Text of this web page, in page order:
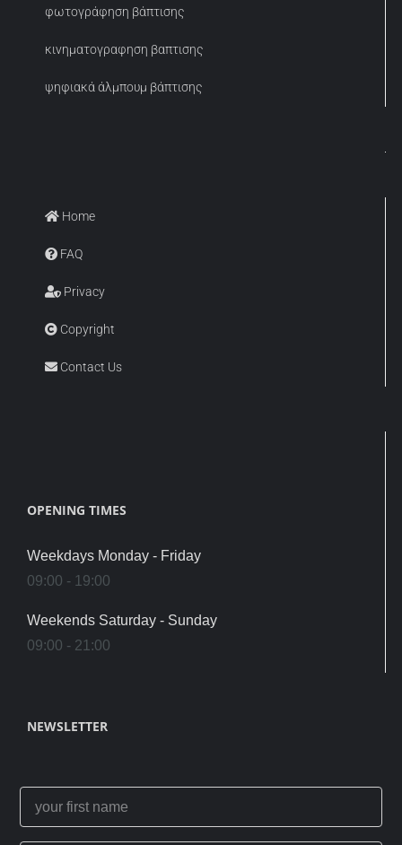
φωτογράφηση βάπτισης
κινηματογραφηση βαπτισης
ψηφιακά άλμπουμ βάπτισης
Home
FAQ
Privacy
Copyright
Contact Us
OPENING TIMES
Weekdays Monday - Friday
09:00 - 19:00
Weekends Saturday - Sunday
09:00 - 21:00
NEWSLETTER